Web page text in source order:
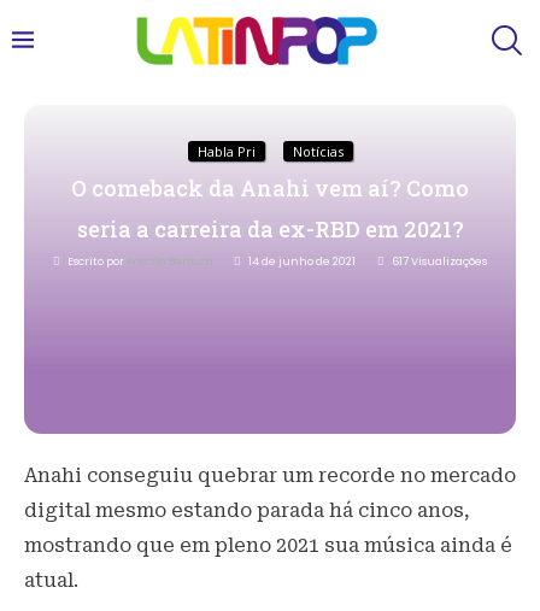
Habla Pri Notícias
O comeback da Anahi vem aí? Como
seria a carreira da ex-RBD em 2021?
Escrito por Priscila Bertozzi 14 de junho de 2021 617Visualizações
Anahi conseguiu quebrar um recorde no mercado
digital mesmo estando parada há cinco anos,
mostrando que em pleno 2021 sua música ainda é
atual.